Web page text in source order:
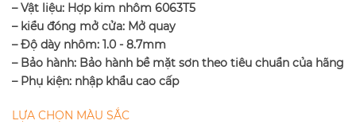
– Vật liệu: Hợp kim nhôm 6063T5
– kiểu đóng mở cửa: Mở quay
– Độ dày nhôm: 1.0 - 8.7mm
– Bảo hành: Bảo hành bề mặt sơn theo tiêu chuẩn của hãng
– Phụ kiện: nhập khẩu cao cấp
LỰA CHỌN MÀU SẮC